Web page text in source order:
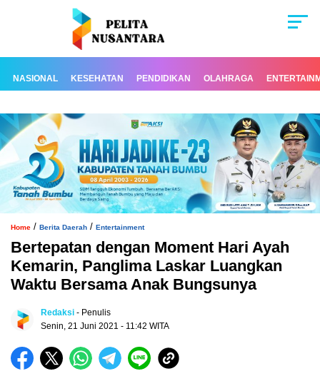
NASIONAL KESEHATAN PENDIDIKAN OLAHRAGA
Home / Berita Daerah / Entertainment
Bertepatan dengan Moment Hari Ayah
Kemarin, Panglima Laskar Luangkan
Waktu Bersama Anak Bungsunya
Redaksi - Penulis
Senin, 21 Juni 2021 - 11:42 WITA